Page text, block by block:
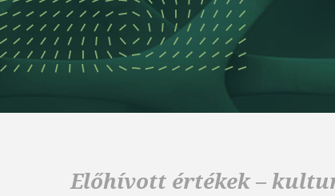
Előhívott értékek –